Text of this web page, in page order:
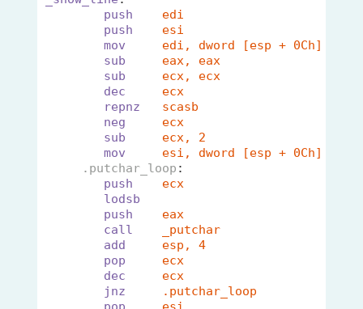
push
edi                       ;
push
esi
mov
edi, dword [esp + 0Ch]
sub
eax, eax                  ;
sub
ecx,
dec
ecx                       ;
repnz
scasb                     ;
neg
ecx
sub
ecx, 2                    ;
mov
esi, dword [esp + 0Ch]    ;
.putchar_loop :
push
ecx                       ;
lodsb
push
eax
call
_putchar                  ;
add
esp, 4                    ;
pop
ecx                       ;
dec
ecx
jnz
.putchar_loop             ;